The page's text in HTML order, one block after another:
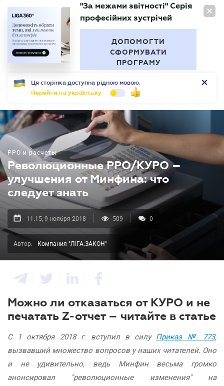
RU
БУХГАЛТЕР
"За межами звітності" Серія
професійних зустрічей
ДОПОМОГТИ
СФОРМУВАТИ
ПРОГРАМУ
Ця сторінка доступна рідною мовою.
Перейти на українську
РРО и расчеты
Революционные РРО/КУРО –
улучшения от Минфина: что
следует знать
11.15, 9 ноября 2018 509 0
Автор: Компания "ЛІГА:ЗАКОН"
Можно ли отказаться от КУРО и не
печатать Z-отчет – читайте в статье
С 1 октября 2018 г. вступил в силу Приказ № 773,
вызвавший множество вопросов у наших читателей. Оно
и не удивительно, ведь Минфин весьма громко
анонсировал "революционные изменения" на